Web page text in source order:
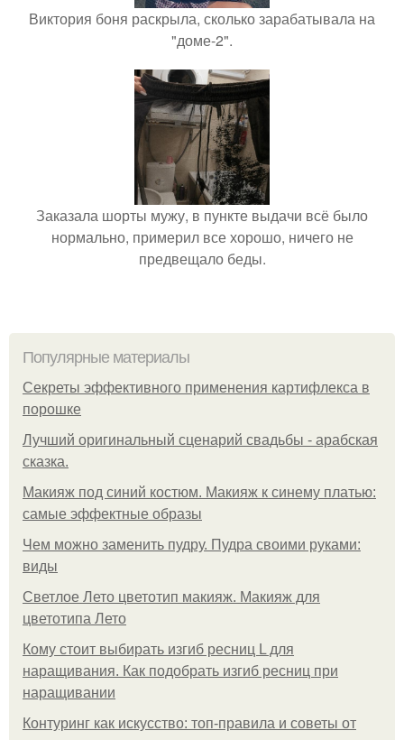
Виктория боня раскрыла, сколько зарабатывала на
"доме-2".
Заказала шорты мужу, в пункте выдачи всё было
нормально, примерил все хорошо, ничего не
предвещало беды.
Популярные материалы
Секреты эффективного применения картифлекса в
порошке
Лучший оригинальный сценарий свадьбы - арабская
сказка.
Макияж под синий костюм. Макияж к синему платью:
самые эффектные образы
Чем можно заменить пудру. Пудра своими руками:
виды
Светлое Лето цветотип макияж. Макияж для
цветотипа Лето
Кому стоит выбирать изгиб ресниц L для
наращивания. Как подобрать изгиб ресниц при
наращивании
Контуринг как искусство: топ-правила и советы от